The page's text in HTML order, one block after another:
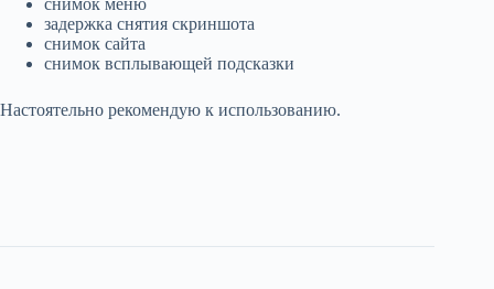
задержка снятия скриншота
снимок сайта
снимок всплывающей подсказки
Настоятельно рекомендую к использованию.